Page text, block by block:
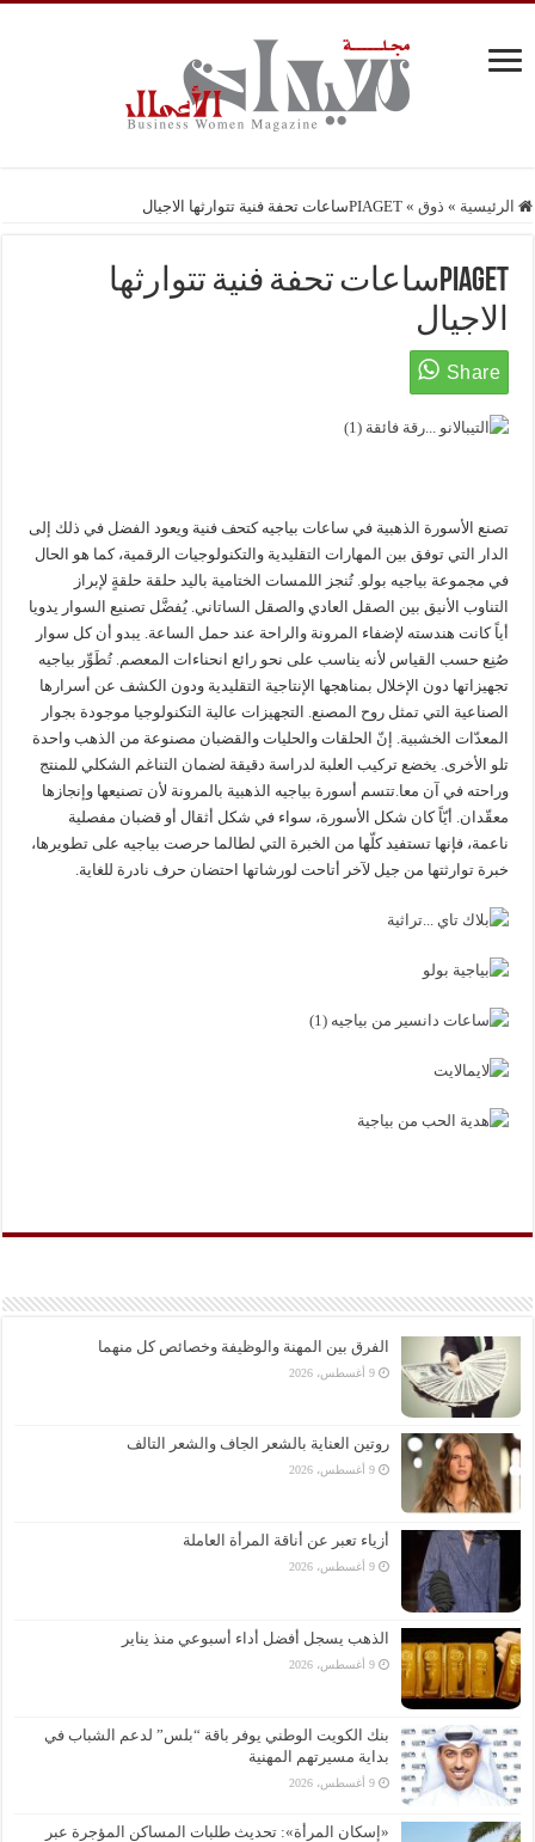
الرئيسية » ذوق » PIAGETساعات تحفة فنية تتوارثها الاجيال
PIAGETساعات تحفة فنية تتوارثها
الاجيال
تصنع الأسورة الذهبية في ساعات بياجيه كتحف فنية ويعود الفضل في ذلك إلى
الدار التي توفق بين المهارات التقليدية والتكنولوجيات الرقمية، كما هو الحال
في مجموعة بياجيه بولو. تُنجز اللمسات الختامية باليد حلقة حلقةٍ لإبراز
التناوب الأنيق بين الصقل العادي والصقل الساتاني. يُفضَّل تصنيع السوار يدويا
أياً كانت هندسته لإضفاء المرونة والراحة عند حمل الساعة. يبدو أن كل سوار
صُنِع حسب القياس لأنه يناسب على نحو رائع انحناءات المعصم. تُطَوِّر بياجيه
تجهيزاتها دون الإخلال بمناهجها الإنتاجية التقليدية ودون الكشف عن أسرارها
الصناعية التي تمثل روح المصنع. التجهيزات عالية التكنولوجيا موجودة بجوار
المعدّات الخشبية. إنّ الحلقات والحليات والقضبان مصنوعة من الذهب واحدة
تلو الأخرى. يخضع تركيب العلبة لدراسة دقيقة لضمان التناغم الشكلي للمنتج
وراحته في آن معا.تتسم أسورة بياجيه الذهبية بالمرونة لأن تصنيعها وإنجازها
معقّدان. أيّاً كان شكل الأسورة، سواء في شكل أثقال أو قضبان مفصلية
ناعمة، فإنها تستفيد كلّها من الخبرة التي لطالما حرصت بياجيه على تطويرها،
خبرة توارثتها من جيل لآخر أتاحت لورشاتها احتضان حرف نادرة للغاية.
الفرق بين المهنة والوظيفة وخصائص كل منهما
9 أغسطس، 2026
روتين العناية بالشعر الجاف والشعر التالف
9 أغسطس، 2026
أزياء تعبر عن أناقة المرأة العاملة
9 أغسطس، 2026
الذهب يسجل أفضل أداء أسبوعي منذ يناير
9 أغسطس، 2026
بنك الكويت الوطني يوفر باقة “بلس” لدعم الشباب في
بداية مسيرتهم المهنية
9 أغسطس، 2026
«إسكان المرأة»: تحديث طلبات المساكن المؤجرة عبر